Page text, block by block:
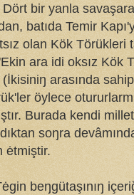
bir yanla
batıda Temir
olan Kök Törükleri
ara idi oksız Kök
arasında
öylece
Burada kendi
soŋra
ėtmiştir.
beŋgütaşınıŋ